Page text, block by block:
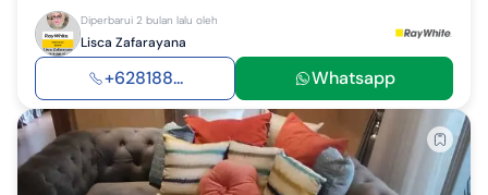
Diperbarui 2 bulan lalu oleh
Lisca Zafarayana
+628188... Whatsapp